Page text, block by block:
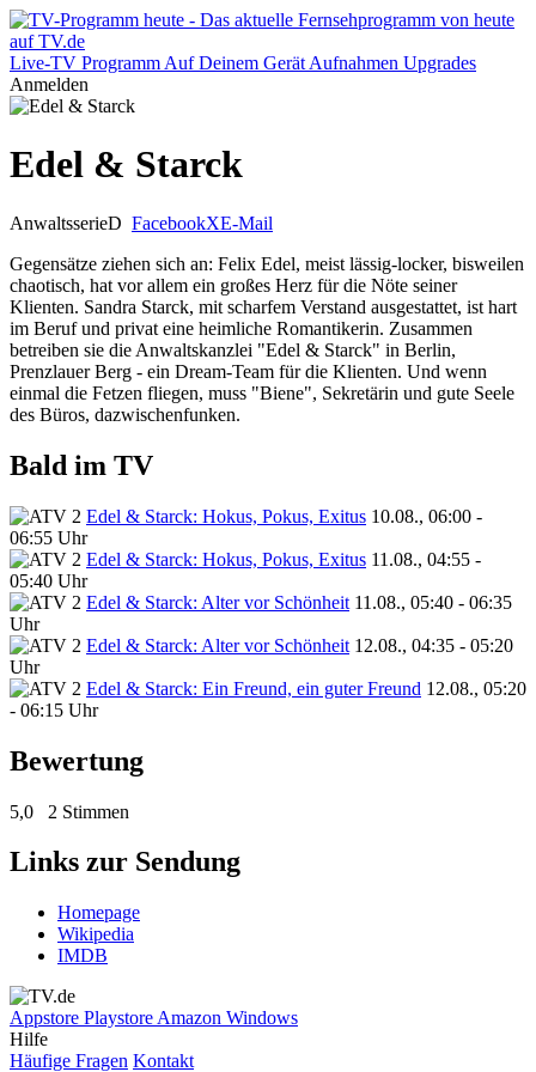
Live-TV Programm Auf Deinem Gerät Aufnahmen Upgrades
Anmelden
Edel & Starck
AnwaltsserieD FacebookXE-Mail
Gegensätze ziehen sich an: Felix Edel, meist lässig-locker, bisweilen
chaotisch, hat vor allem ein großes Herz für die Nöte seiner
Klienten. Sandra Starck, mit scharfem Verstand ausgestattet, ist hart
im Beruf und privat eine heimliche Romantikerin. Zusammen
betreiben sie die Anwaltskanzlei "Edel & Starck" in Berlin,
Prenzlauer Berg - ein Dream-Team für die Klienten. Und wenn
einmal die Fetzen fliegen, muss "Biene", Sekretärin und gute Seele
des Büros, dazwischenfunken.
Bald im TV
Edel & Starck: Hokus, Pokus, Exitus 10.08., 06:00 -
06:55 Uhr
Edel & Starck: Hokus, Pokus, Exitus 11.08., 04:55 -
05:40 Uhr
Edel & Starck: Alter vor Schönheit 11.08., 05:40 - 06:35
Uhr
Edel & Starck: Alter vor Schönheit 12.08., 04:35 - 05:20
Uhr
Edel & Starck: Ein Freund, ein guter Freund 12.08., 05:20
- 06:15 Uhr
Bewertung
5,0 2 Stimmen
Links zur Sendung
Homepage
Wikipedia
IMDB
Appstore Playstore Amazon Windows
Hilfe
Häufige Fragen Kontakt